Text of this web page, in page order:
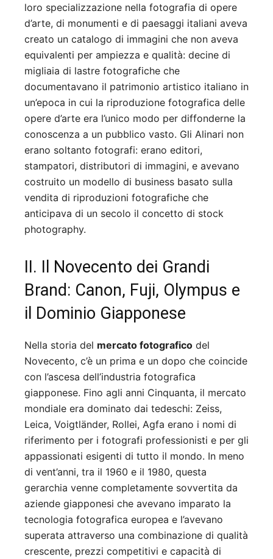
loro specializzazione nella fotografia di opere
d’arte, di monumenti e di paesaggi italiani aveva
creato un catalogo di immagini che non aveva
equivalenti per ampiezza e qualità: decine di
migliaia di lastre fotografiche che
documentavano il patrimonio artistico italiano in
un’epoca in cui la riproduzione fotografica delle
opere d’arte era l’unico modo per diffonderne la
conoscenza a un pubblico vasto. Gli Alinari non
erano soltanto fotografi: erano editori,
stampatori, distributori di immagini, e avevano
costruito un modello di business basato sulla
vendita di riproduzioni fotografiche che
anticipava di un secolo il concetto di stock
photography.
II. Il Novecento dei Grandi
Brand: Canon, Fuji, Olympus e
il Dominio Giapponese
Nella storia del mercato fotografico del
Novecento, c’è un prima e un dopo che coincide
con l’ascesa dell’industria fotografica
giapponese. Fino agli anni Cinquanta, il mercato
mondiale era dominato dai tedeschi: Zeiss,
Leica, Voigtländer, Rollei, Agfa erano i nomi di
riferimento per i fotografi professionisti e per gli
appassionati esigenti di tutto il mondo. In meno
di vent’anni, tra il 1960 e il 1980, questa
gerarchia venne completamente sovvertita da
aziende giapponesi che avevano imparato la
tecnologia fotografica europea e l’avevano
superata attraverso una combinazione di qualità
crescente, prezzi competitivi e capacità di